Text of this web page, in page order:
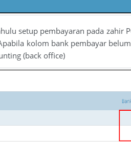
setup pembayaran pada zahir
kolom bank pembayar
(back office)